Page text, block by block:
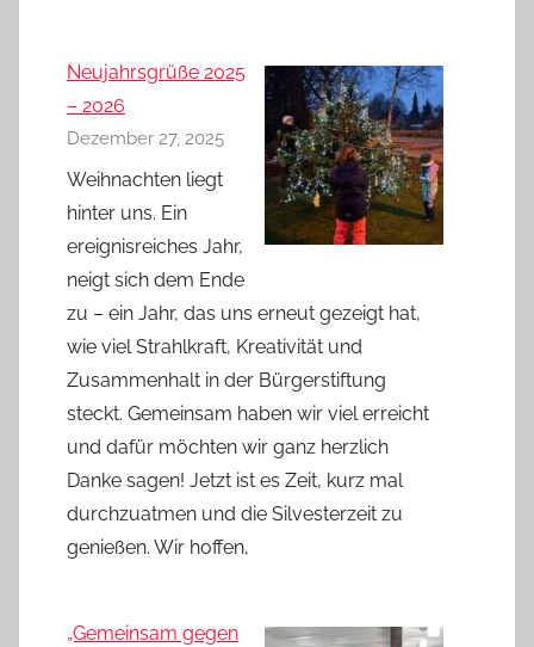
Neujahrsgrüße 2025
– 2026
Dezember 27, 2025
Weihnachten liegt
hinter uns. Ein
ereignisreiches Jahr,
neigt sich dem Ende
zu – ein Jahr, das uns erneut gezeigt hat,
wie viel Strahlkraft, Kreativität und
Zusammenhalt in der Bürgerstiftung
steckt. Gemeinsam haben wir viel erreicht
und dafür möchten wir ganz herzlich
Danke sagen! Jetzt ist es Zeit, kurz mal
durchzuatmen und die Silvesterzeit zu
genießen. Wir hoffen,
„Gemeinsam gegen